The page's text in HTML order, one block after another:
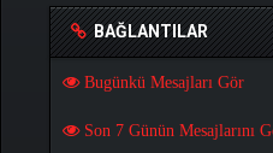
BAĞLANTILAR
Bugünkü Mesajları Gör
Son 7 Günün Mesajlarını